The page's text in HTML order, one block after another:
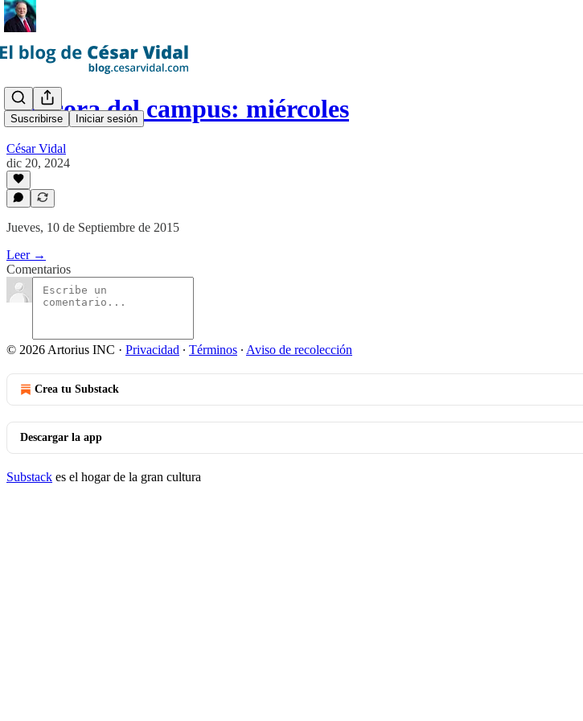
Suscribirse Iniciar sesión
Bitácora del campus: miércoles
César Vidal
dic 20, 2024
Jueves, 10 de Septiembre de 2015
Leer →
Comentarios
© 2026 Artorius INC · Privacidad ∙ Términos ∙ Aviso de recolección
Crea tu Substack
Descargar la app
Substack es el hogar de la gran cultura